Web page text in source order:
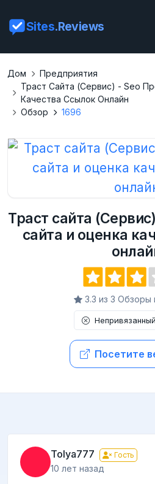
Sites.Reviews
Дом
Предприятия
Траст Сайта (Сервис) - Seo
Качества Ссылок Онлайн
Обзор
1696
Траст сайта
сайта и оценка
3.3 из 3 Обзоры
Посетите
Tolya777 Гость
10 лет назад